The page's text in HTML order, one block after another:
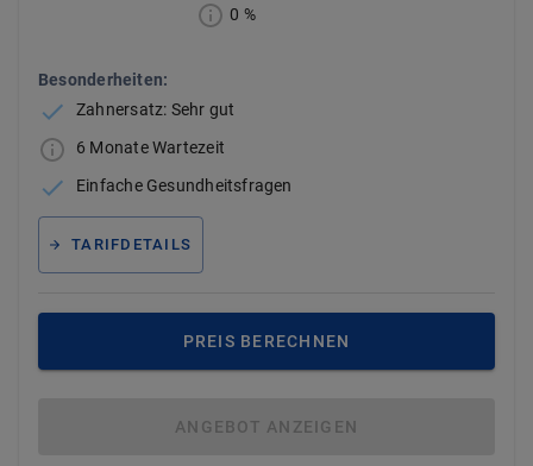
0 %
Besonderheiten:
Zahnersatz: Sehr gut
6 Monate Wartezeit
Einfache Gesundheitsfragen
TARIFDETAILS
PREIS BERECHNEN
ANGEBOT ANZEIGEN